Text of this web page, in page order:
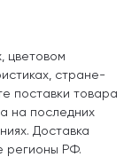
цветовом
стране-
поставки товара
на последних
Доставка
регионы РФ.